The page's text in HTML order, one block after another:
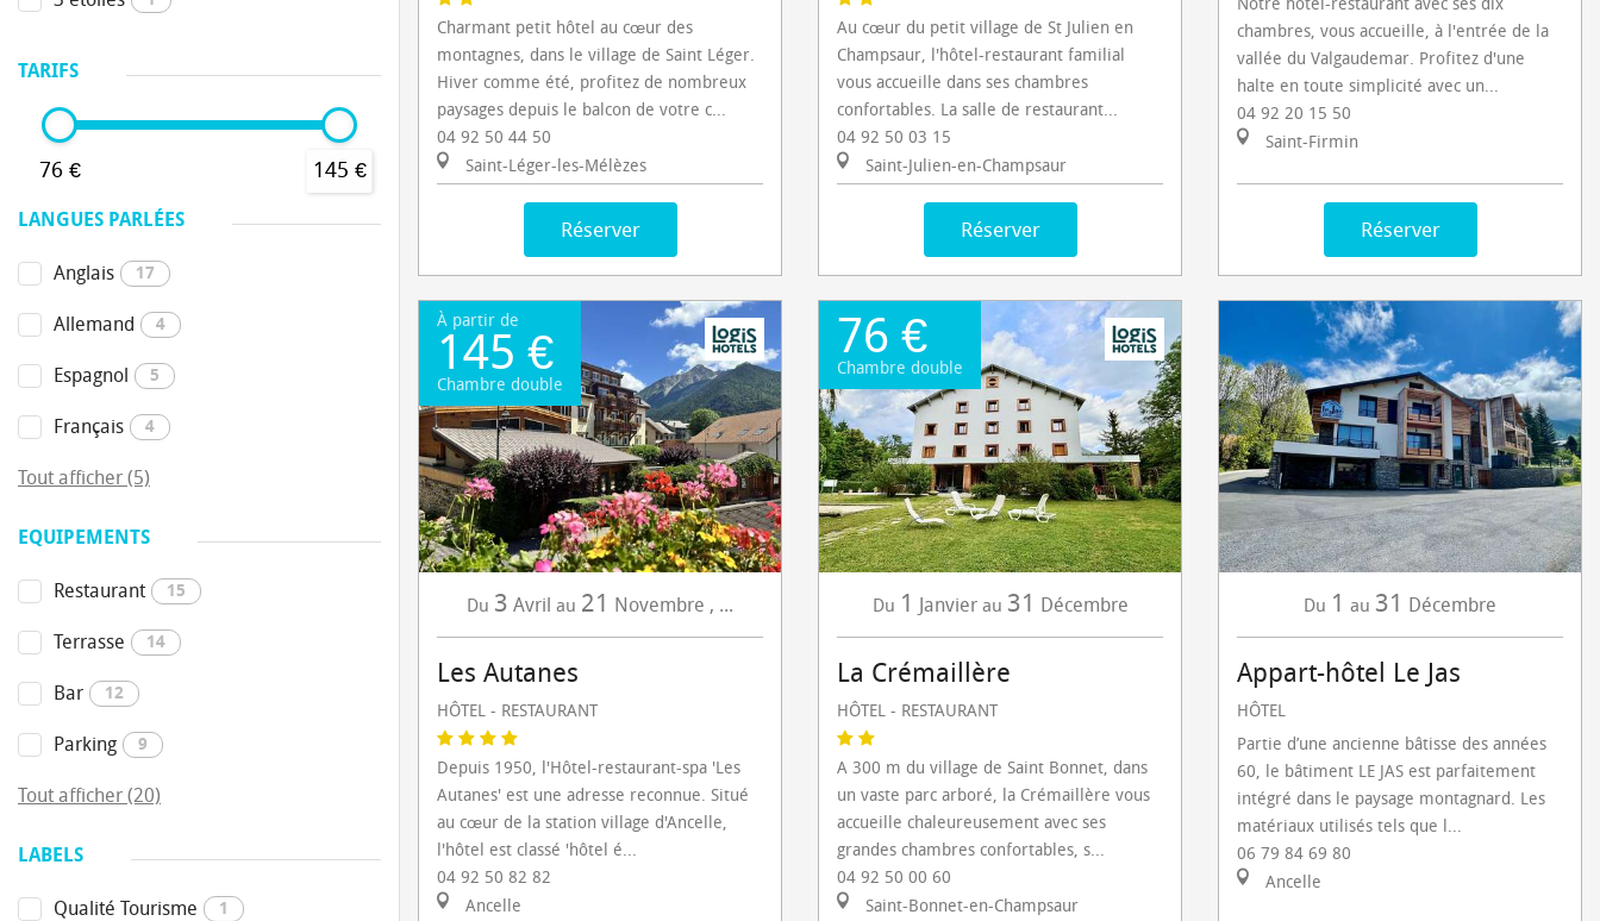
TARIFS
76 € 145 €
LANGUES PARLÉES
Anglais 17
Allemand 4
Espagnol 5
Français 4
Tout afficher (5)
EQUIPEMENTS
Restaurant 15
Terrasse 14
Bar 12
Parking 9
Tout afficher (20)
LABELS
Qualité Tourisme 1
Charmant petit hôtel au cœur des
montagnes, dans le village de Saint Léger.
Hiver comme été, profitez de nombreux
paysages depuis le balcon de votre c...
04 92 50 44 50
Saint-Léger-les-Mélèzes
Réserver
Au cœur du petit village de St Julien en
Champsaur, l'hôtel-restaurant familial
vous accueille dans ses chambres
confortables. La salle de restaurant...
04 92 50 03 15
Saint-Julien-en-Champsaur
Réserver
Notre hôtel-restaurant avec ses dix
chambres, vous accueille, à l'entrée de la
vallée du Valgaudemar. Profitez d'une
halte en toute simplicité avec un...
04 92 20 15 50
Saint-Firmin
Réserver
À partir de
145 €
Chambre double
Du 3 Avril au 21 Novembre , ...
Les Autanes
HÔTEL - RESTAURANT
Depuis 1950, l'Hôtel-restaurant-spa 'Les
Autanes' est une adresse reconnue. Situé
au cœur de la station village d'Ancelle,
l'hôtel est classé 'hôtel é...
04 92 50 82 82
Ancelle
76 €
Chambre double
Du 1 Janvier au 31 Décembre
La Crémaillère
HÔTEL - RESTAURANT
A 300 m du village de Saint Bonnet, dans
un vaste parc arboré, la Crémaillère vous
accueille chaleureusement avec ses
grandes chambres confortables, s...
04 92 50 00 60
Saint-Bonnet-en-Champsaur
Du 1 au 31 Décembre
Appart-hôtel Le Jas
HÔTEL
Partie d’une ancienne bâtisse des années
60, le bâtiment LE JAS est parfaitement
intégré dans le paysage montagnard. Les
matériaux utilisés tels que l...
06 79 84 69 80
Ancelle